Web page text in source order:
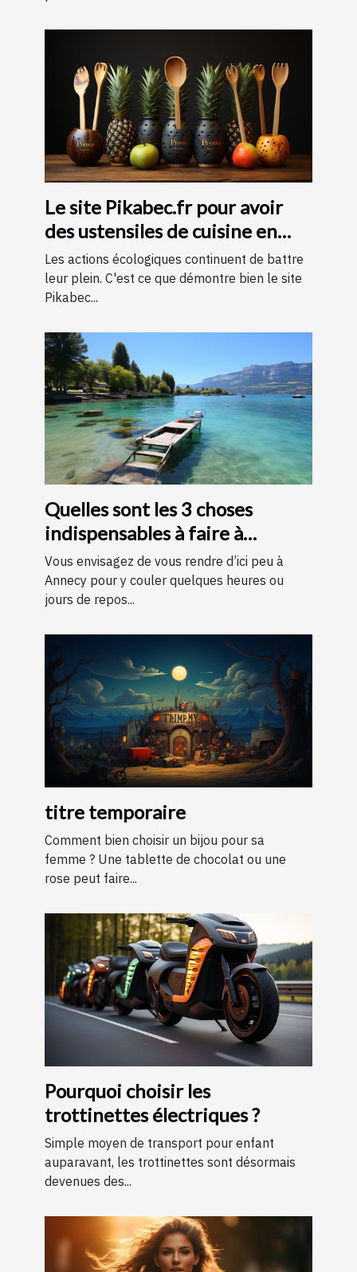
Le site Pikabec.fr pour avoir
des ustensiles de cuisine en
bois
Les actions écologiques continuent de battre
leur plein. C'est ce que démontre bien le site
Pikabec...
Quelles sont les 3 choses
indispensables à faire à
Annecy ?
Vous envisagez de vous rendre d’ici peu à
Annecy pour y couler quelques heures ou
jours de repos...
titre temporaire
Comment bien choisir un bijou pour sa
femme ? Une tablette de chocolat ou une
rose peut faire...
Pourquoi choisir les
trottinettes électriques ?
Simple moyen de transport pour enfant
auparavant, les trottinettes sont désormais
devenues des...